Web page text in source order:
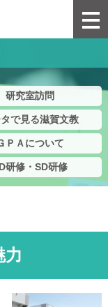
研究室訪問
で見る滋賀文教
ＰＡについて
研修・SD研修
力